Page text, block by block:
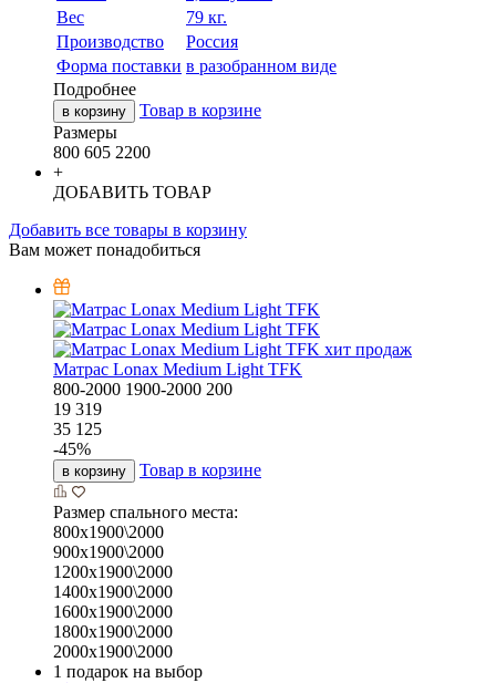
Вес
79 кг.
Производство
Россия
Форма поставки в разобранном виде
Подробнее
в корзину
Товар в корзине
Размеры
800 605 2200
+
ДОБАВИТЬ ТОВАР
Добавить все товары в корзину
Вам может понадобиться
хит продаж
Матрас Lonax Medium Light TFK
800-2000 1900-2000 200
19 319
35 125
-45%
в корзину Товар в корзине
Размер спального места:
800х1900\2000
900х1900\2000
1200х1900\2000
1400х1900\2000
1600х1900\2000
1800х1900\2000
2000х1900\2000
1 подарок на выбор